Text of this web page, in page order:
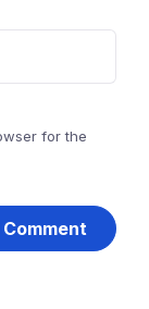
for the